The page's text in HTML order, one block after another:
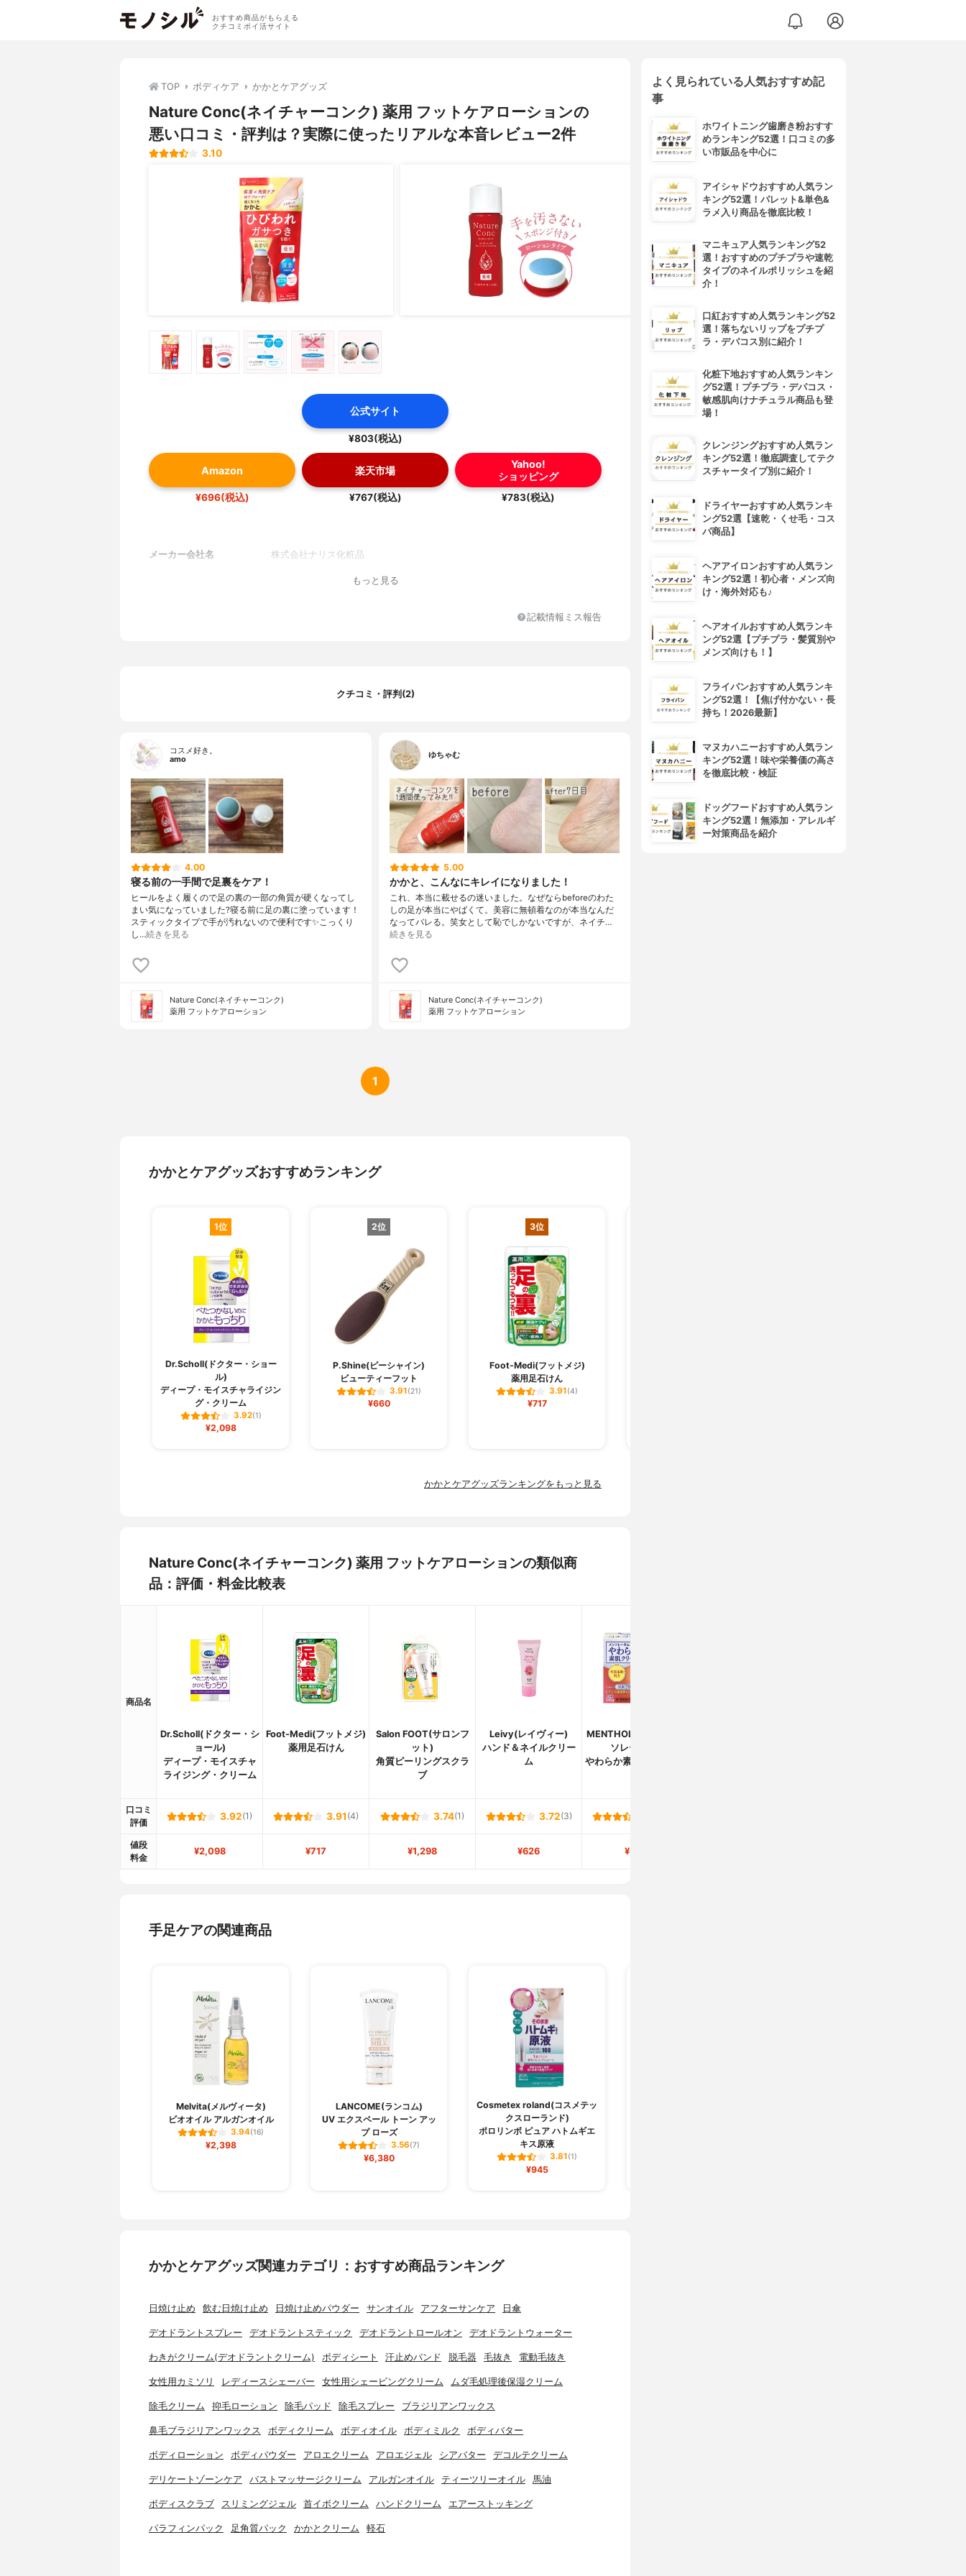
おすすめ商品がもらえる
クチコミポイ活サイト
TOP ボディケア かかとケアグッズ
Nature Conc(ネイチャーコンク) 薬用 フットケアローションの
悪い口コミ・評判は？実際に使ったリアルな本音レビュー2件
3.10
公式サイト
¥803(税込)
Amazon
¥696(税込)
楽天市場
¥767(税込)
Yahoo!
ショッピング
¥783(税込)
メーカー会社名 株式会社ナリス化粧品
もっと見る
記載情報ミス報告
クチコミ・評判(2)
コスメ好き。
amo
4.00
寝る前の一手間で足裏をケア！
ヒールをよく履くので足の裏の一部の角質が硬くなってし
まい気になっていました?寝る前に足の裏に塗っています！
スティックタイプで手が汚れないので便利です✨こっくり
し…続きを見る
Nature Conc(ネイチャーコンク)
薬用 フットケアローション
ゆちゃむ
5.00
かかと、こんなにキレイになりました！
これ、本当に載せるの迷いました。なぜならbeforeのわた
しの足が本当にやばくて。美容に無頓着なのが本当なんだ
なってバレる。笑女として恥でしかないですが、ネイチ…
続きを見る
Nature Conc(ネイチャーコンク)
薬用 フットケアローション
1
かかとケアグッズおすすめランキング
1位
Dr.Scholl(ドクター・ショー
ル)
ディープ・モイスチャライジン
グ・クリーム
3.92(1)
¥2,098
2位
P.Shine(ピーシャイン)
ビューティーフット
3.91(21)
¥660
3位
Foot-Medi(フットメジ)
薬用足石けん
3.91(4)
¥717
かかとケアグッズランキングをもっと見る
Nature Conc(ネイチャーコンク) 薬用 フットケアローションの類似商
品：評価・料金比較表
商品名
Dr.Scholl(ドクター・シ
ョール)
ディープ・モイスチャ
ライジング・クリーム
Foot-Medi(フットメジ)
薬用足石けん
Salon FOOT(サロンフ
ット)
角質ピーリングスクラ
ブ
Leivy(レイヴィー)
ハンド＆ネイルクリー
ム
MENTHOLATUM(メン
ソレータム)
やわらか素肌クリームU
口コミ
評価
3.92(1) 3.91 (4) 3.74(1) 3.72(3)
値段
料金
¥2,098 ¥717 ¥1,298 ¥626 ¥915
手足ケアの関連商品
Melvita(メルヴィータ)
ビオオイル アルガンオイル
3.94(16)
¥2,398
LANCOME(ランコム)
UV エクスペール トーン アッ
プ ローズ
3.56(7)
¥6,380
Cosmetex roland(コスメテッ
クスローランド)
ポロリンボ ピュア ハトムギエ
キス原液
3.81(1)
¥945
かかとケアグッズ関連カテゴリ：おすすめ商品ランキング
日焼け止め 飲む日焼け止め 日焼け止めパウダー サンオイル アフターサンケア 日傘
デオドラントスプレー デオドラントスティック デオドラントロールオン デオドラントウォーター
わきがクリーム(デオドラントクリーム) ボディシート 汗止めバンド 脱毛器 毛抜き 電動毛抜き
女性用カミソリ レディースシェーバー 女性用シェービングクリーム ムダ毛処理後保湿クリーム
除毛クリーム 抑毛ローション 除毛パッド 除毛スプレー ブラジリアンワックス
鼻毛ブラジリアンワックス ボディクリーム ボディオイル ボディミルク ボディバター
ボディローション ボディパウダー アロエクリーム アロエジェル シアバター デコルテクリーム
デリケートゾーンケア バストマッサージクリーム アルガンオイル ティーツリーオイル 馬油
ボディスクラブ スリミングジェル 首イボクリーム ハンドクリーム エアーストッキング
パラフィンパック 足角質パック かかとクリーム 軽石
よく見られている人気おすすめ記
事
ホワイトニング歯磨き粉おすす
めランキング52選！口コミの多
い市販品を中心に
アイシャドウおすすめ人気ラン
キング52選！パレット&単色&
ラメ入り商品を徹底比較！
マニキュア人気ランキング52
選！おすすめのプチプラや速乾
タイプのネイルポリッシュを紹
介！
口紅おすすめ人気ランキング52
選！落ちないリップをプチプ
ラ・デパコス別に紹介！
化粧下地おすすめ人気ランキン
グ52選！プチプラ・デパコス・
敏感肌向けナチュラル商品も登
場！
クレンジングおすすめ人気ラン
キング52選！徹底調査してテク
スチャータイプ別に紹介！
ドライヤーおすすめ人気ランキ
ング52選【速乾・くせ毛・コス
パ商品】
ヘアアイロンおすすめ人気ラン
キング52選！初心者・メンズ向
け・海外対応も♪
ヘアオイルおすすめ人気ランキ
ング52選【プチプラ・髪質別や
メンズ向けも！】
フライパンおすすめ人気ランキ
ング52選！【焦げ付かない・長
持ち！2026最新】
マヌカハニーおすすめ人気ラン
キング52選！味や栄養価の高さ
を徹底比較・検証
ドッグフードおすすめ人気ラン
キング52選！無添加・アレルギ
ー対策商品を紹介